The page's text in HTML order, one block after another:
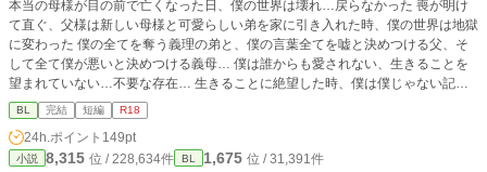
本当の母様が目の前で亡くなった日、僕の世界は壊れ…戻らなかった 喪が明け
て直ぐ、父様は新しい母様と可愛らしい弟を家に引き入れた時、僕の世界は地獄
に変わった 僕の全てを奪う義理の弟と、僕の言葉全てを嘘と決めつける父、そ
して全て僕が悪いと決めつける義母… 僕は誰からも愛されない、生きることを
望まれていない…不要な存在… 生きることに絶望した時、僕は僕じゃない記憶
を思い出した そして、僕は義弟の身代わりで人外の化け物だと言われる公爵様
へ嫁ぐ事になる 化け物公爵様、どうか僕を食べてこの世界から消してくださ
い…僕は母様に会って、僕の中にある知らない世界に生まれ変わりたい 化け物
(人外)公爵×少し前世持ち青年 暗殺者くんとの世界と少しリンクしてます
BL 完結 短編 R18
24h.ポイント 149pt
小説 8,315 位 / 228,634件 BL 1,675 位 / 31,391件